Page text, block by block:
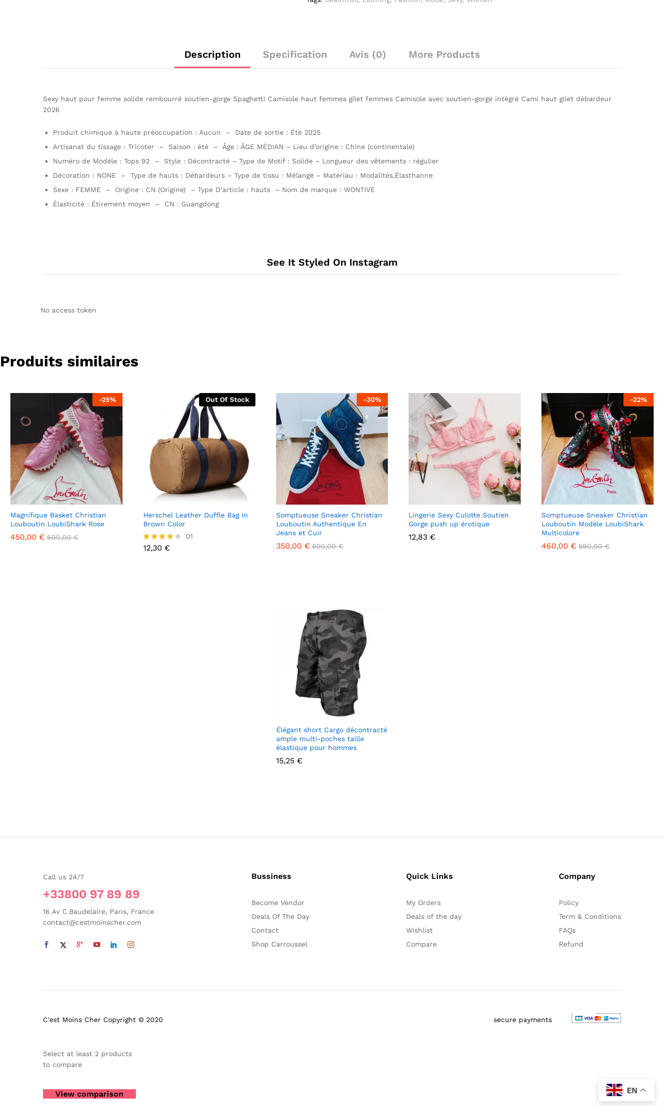
gorge
Description Specification Avis (0) More Products
Sexy haut pour femme solide rembourré soutien-gorge Spaghetti Camisole haut femmes gilet femmes Camisole avec soutien-gorge intégré Cami haut gilet débardeur
2026
Produit chimique à haute préoccupation : Aucun – Date de sortie : Été 2025
Artisanat du tissage : Tricoter – Saison : été – Âge : ÂGE MÉDIAN – Lieu d’origine : Chine (continentale)
Numéro de Modèle : Tops 92 – Style : Décontracté – Type de Motif : Solide – Longueur des vêtements : régulier
Décoration : NONE – Type de hauts : Débardeurs – Type de tissu : Mélangé – Matériau : Modalités,Élasthanne
Sexe : FEMME – Origine : CN (Origine) – Type D’article : hauts – Nom de marque : WONTIVE
Élasticité : Étirement moyen – CN : Guangdong
See It Styled On Instagram
No access token
Produits similaires
-25%
Magnifique Basket Christian
Louboutin LoubiShark Rose
450,00 € 600,00€
450,00 € 600,00€
Out Of Stock
Herschel Leather Duffle Bag In
Brown Color
Note
01
12,30 €
12,30€
-30%
Somptueuse Sneaker Christian
Louboutin Authentique En
Jeans et Cuir
350,00 € 500,00€
350,00 € 500,00€
Lingerie Sexy Culotte Soutien
Gorge push up érotique
12,83 €
12,83 €
-22%
Somptueuse Sneaker Christian
Louboutin Modèle LoubiShark
Multicolore
460,00 € 590,00€
460,00 € 590,00€
Élégant short Cargo décontracté
ample multi-poches taille
élastique pour hommes
15,25 €
15,25 €
Call us 24/7
+33800 97 89 89
16 Av C.Baudelaire, Paris, France
contact@cestmoinscher.com
Bussiness
Become Vendor
Deals Of The Day
Contact
Shop Carroussel
Quick Links
My Orders
Deals of the day
Wishlist
Compare
Company
Policy
Term & Conditions
FAQs
Refund
C'est Moins Cher Copyright © 2020 secure payments
EN
Select at least 2 products
to compare
View comparison